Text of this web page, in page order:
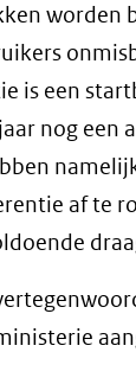
worden
is een
nog
af te